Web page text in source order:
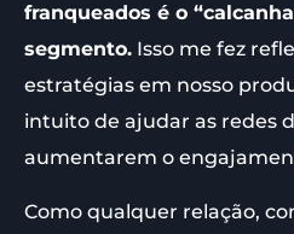
franqueados é o
segmento. Isso me fez
estratégias em nosso
intuito de ajudar as redes
aumentarem o
Como qualquer relação,